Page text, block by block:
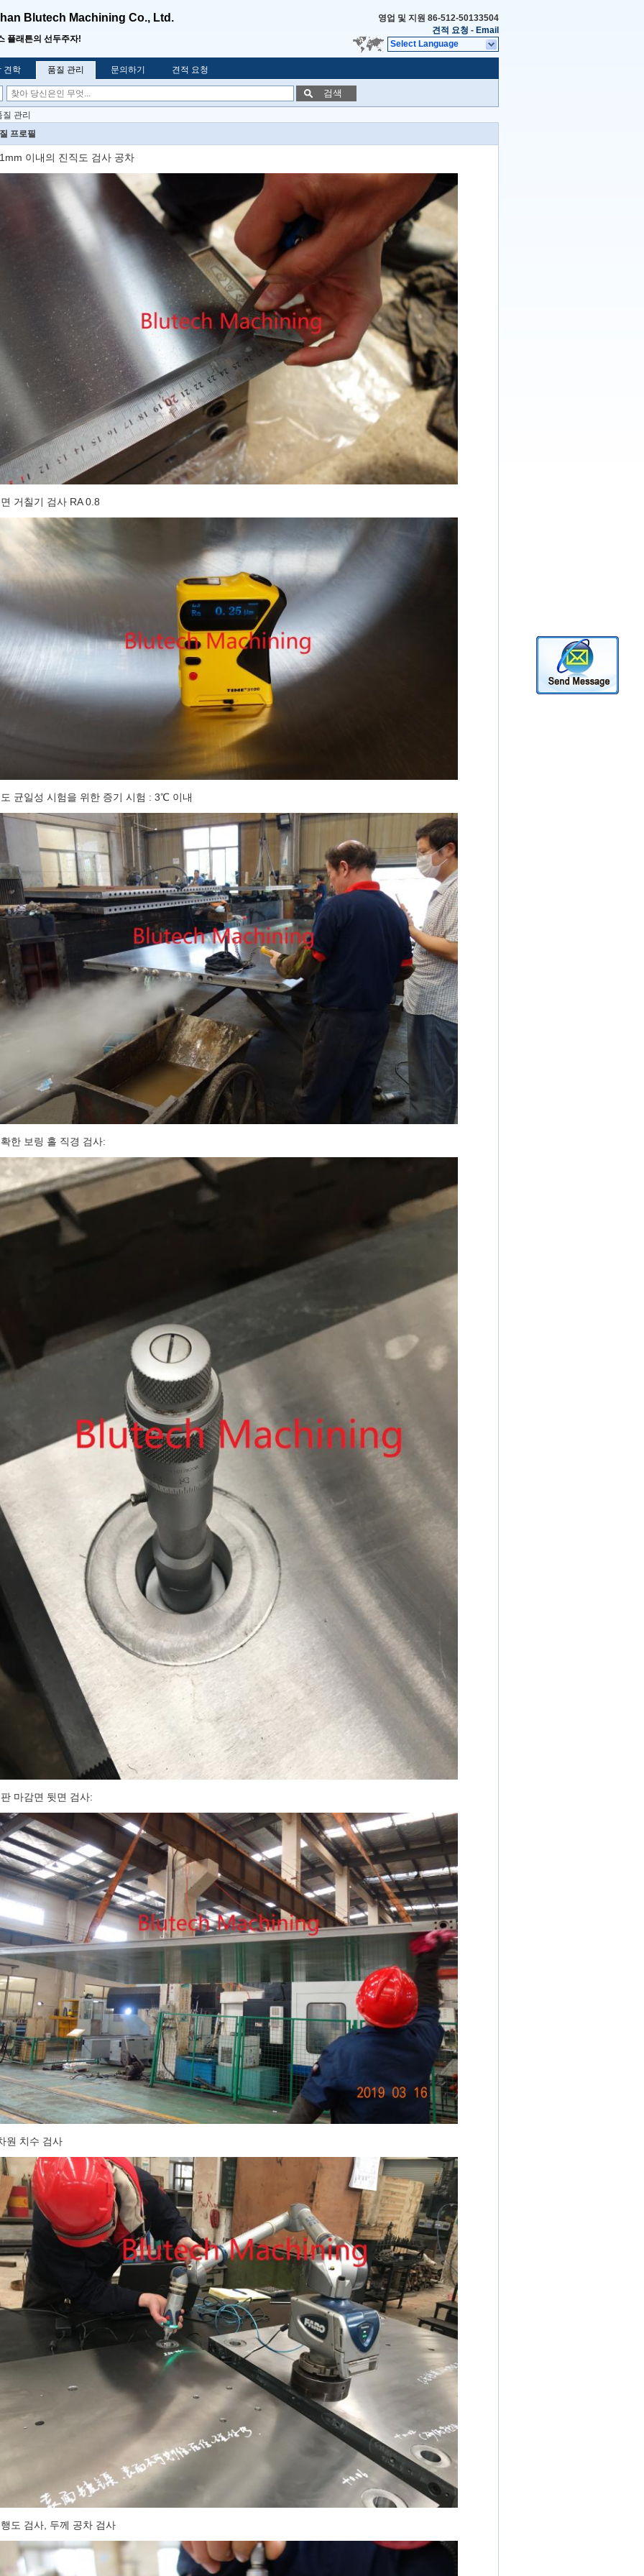
Blutech Machining Co., Ltd.
플래튼의 선두주자!
영업 및 지원 86-512-50133504
견적 요청 - Email
Select Language
견학 품질 관리 문의하기 견적 요청
검색
관리
프로필
이내의 진직도 검사 공차
거칠기 검사 RA 0.8
균일성 시험을 위한 증기 시험 : 3℃ 이내
한 보링 홀 직경 검사:
마감면 뒷면 검사:
원 치수 검사
도 검사, 두께 공차 검사